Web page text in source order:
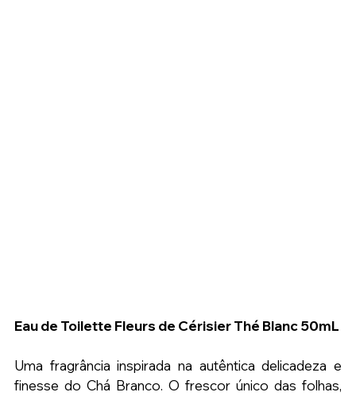
Eau de Toilette Fleurs de Cérisier Thé Blanc 50mL
Uma fragrância inspirada na autêntica delicadeza e
finesse do Chá Branco. O frescor único das folhas,